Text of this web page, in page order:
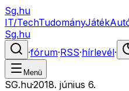
Sg.hu
IT/TechTudományJáték
Sg.hu
·fórum·RSS·hírlevél·
Menü
SG.hu·2018. június 6.